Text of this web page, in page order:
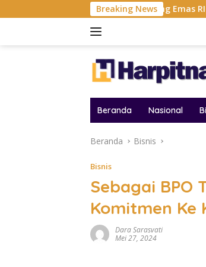
ke
Breaking News
Tambang Emas RI Ini Kini
Beranda Nasional
Beranda Bisnis
Bisnis
Sebagai BPO
Komitmen Ke
Dara Sarasvati
Mei 27, 2024